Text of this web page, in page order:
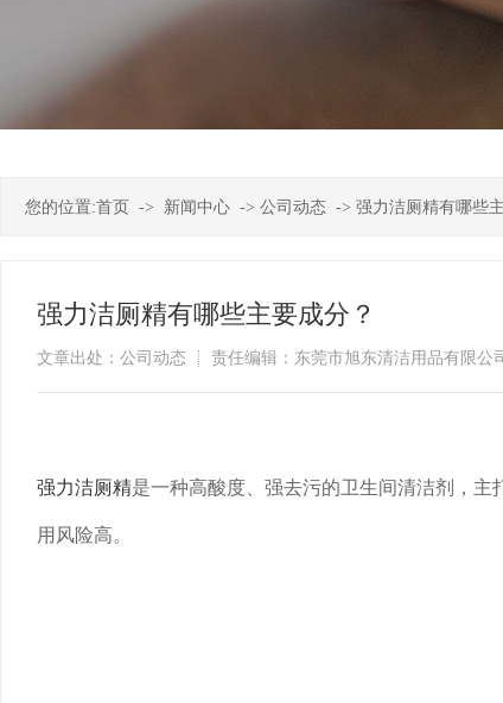
您的位置:首页 -> 新闻中心 -> 公司动态 -> 强力洁厕精有哪些
强力洁厕精有哪些主要成分？
文章出处：公司动态 责任编辑：东莞市旭东清洁用品有限公司
强力洁厕精是一种高酸度、强去污的卫生间清洁剂，
用风险高。